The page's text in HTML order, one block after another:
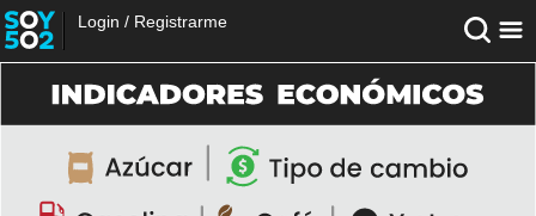
Login / Registrarme